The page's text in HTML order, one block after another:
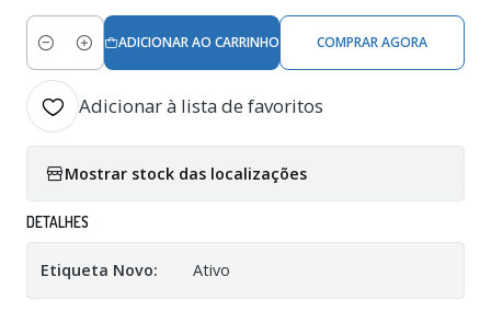
Quantidade
ADICIONAR AO CARRINHO COMPRAR AGORA
Adicionar à lista de favoritos
Mostrar stock das localizações
DETALHES
Etiqueta Novo: Ativo